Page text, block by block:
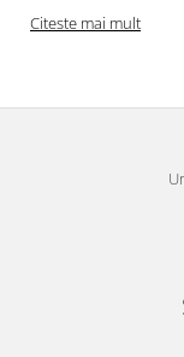
Citeste mai mult